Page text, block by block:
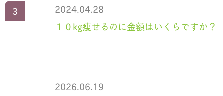
2024.04.28
１０kg痩せるのに金額はいくらですか？
2026.06.19